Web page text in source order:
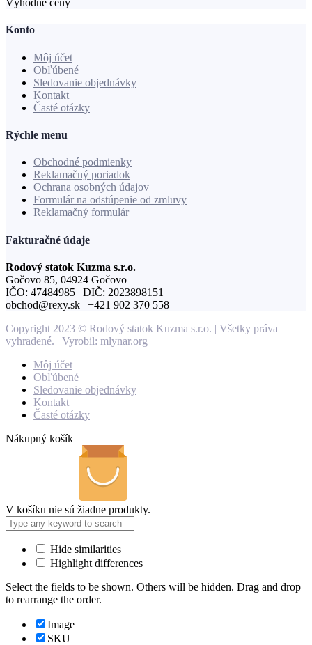
Výhodné ceny
Konto
Môj účet
Obľúbené
Sledovanie objednávky
Kontakt
Časté otázky
Rýchle menu
Obchodné podmienky
Reklamačný poriadok
Ochrana osobných údajov
Formulár na odstúpenie od zmluvy
Reklamačný formulár
Fakturačné údaje
Rodový statok Kuzma s.r.o.
Gočovo 85, 04924 Gočovo
IČO: 47484985 | DIČ: 2023898151
obchod@rexy.sk | +421 902 370 558
Copyright 2023 © Rodový statok Kuzma s.r.o. | Všetky práva
vyhradené. | Vyrobil: mlynar.org
Môj účet
Obľúbené
Sledovanie objednávky
Kontakt
Časté otázky
Nákupný košík
V košíku nie sú žiadne produkty.
Hide similarities
Highlight differences
Select the fields to be shown. Others will be hidden. Drag and drop
to rearrange the order.
Image
SKU